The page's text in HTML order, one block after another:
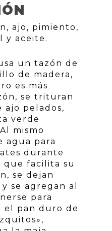
ajo, pimiento,
y aceite.
un tazón de
de madera,
es más
se trituran
ajo pelados,
verde
mismo
agua para
durante
que facilita su
se dejan
se agregan al
para
el pan duro de